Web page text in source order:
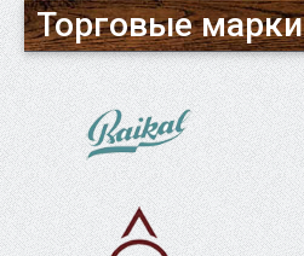
Торговые марки